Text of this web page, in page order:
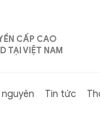
CẤP CAO
TẠI VIỆT NAM
nguyên Tin tức